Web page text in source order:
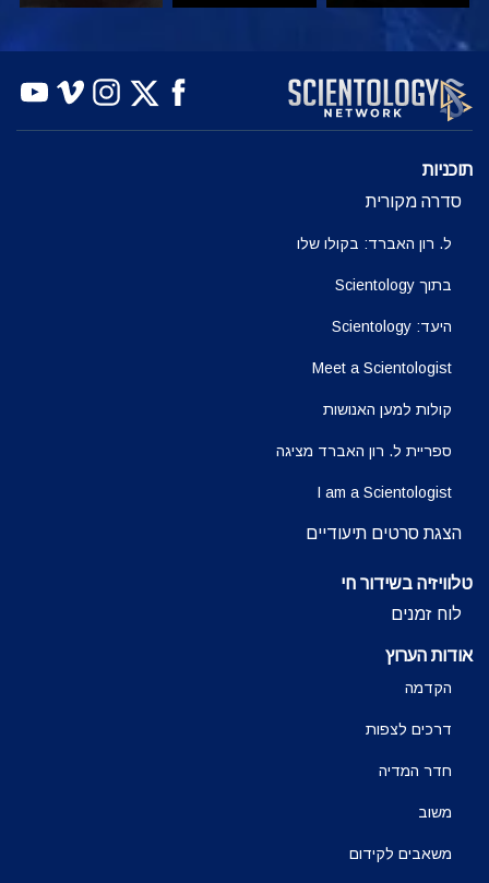
צפה בדוק את הסדרה
תוכניות
סדרה מקורית
ל. רון האברד: בקולו שלו
בתוך Scientology
היעד: Scientology
Meet a Scientologist
קולות למען האנושות
ספריית ל. רון האברד מציגה
I am a Scientologist
הצגת סרטים תיעודיים
טלוויזיה בשידור חי
לוח זמנים
אודות הערוץ
הקדמה
דרכים לצפות
חדר המדיה
משוב
משאבים לקידום